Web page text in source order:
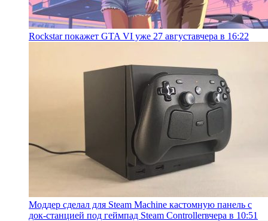
Rockstar покажет GTA VI уже 27 августавчера в 16:22
Моддер сделал для Steam Machine кастомную панель с
док-станцией под геймпад Steam Controllerвчера в 10:51